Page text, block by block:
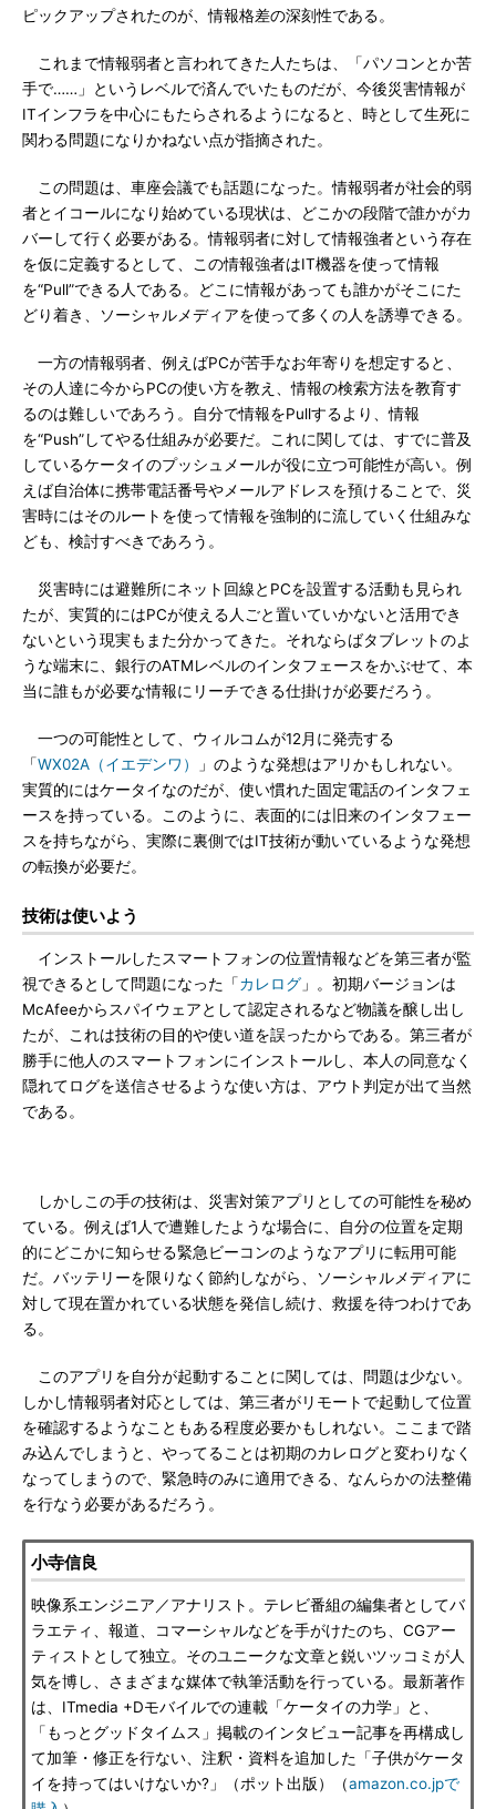
ピックアップされたのが、情報格差の深刻性である。
これまで情報弱者と言われてきた人たちは、「パソコンとか苦
手で……」というレベルで済んでいたものだが、今後災害情報が
ITインフラを中心にもたらされるようになると、時として生死に
関わる問題になりかねない点が指摘された。
この問題は、車座会議でも話題になった。情報弱者が社会的弱
者とイコールになり始めている現状は、どこかの段階で誰かがカ
バーして行く必要がある。情報弱者に対して情報強者という存在
を仮に定義するとして、この情報強者はIT機器を使って情報
を“Pull”できる人である。どこに情報があっても誰かがそこにた
どり着き、ソーシャルメディアを使って多くの人を誘導できる。
一方の情報弱者、例えばPCが苦手なお年寄りを想定すると、
その人達に今からPCの使い方を教え、情報の検索方法を教育す
るのは難しいであろう。自分で情報をPullするより、情報
を“Push”してやる仕組みが必要だ。これに関しては、すでに普及
しているケータイのプッシュメールが役に立つ可能性が高い。例
えば自治体に携帯電話番号やメールアドレスを預けることで、災
害時にはそのルートを使って情報を強制的に流していく仕組みな
ども、検討すべきであろう。
災害時には避難所にネット回線とPCを設置する活動も見られ
たが、実質的にはPCが使える人ごと置いていかないと活用でき
ないという現実もまた分かってきた。それならばタブレットのよ
うな端末に、銀行のATMレベルのインタフェースをかぶせて、本
当に誰もが必要な情報にリーチできる仕掛けが必要だろう。
一つの可能性として、ウィルコムが12月に発売する
「WX02A（イエデンワ）
」のような発想はアリかもしれない。
実質的にはケータイなのだが、使い慣れた固定電話のインタフェ
ースを持っている。このように、表面的には旧来のインタフェー
スを持ちながら、実際に裏側ではIT技術が動いているような発想
の転換が必要だ。
技術は使いよう
インストールしたスマートフォンの位置情報などを第三者が監
視できるとして問題になった「カレログ 」。初期バージョンは
McAfeeからスパイウェアとして認定されるなど物議を醸し出し
たが、これは技術の目的や使い道を誤ったからである。第三者が
勝手に他人のスマートフォンにインストールし、本人の同意なく
隠れてログを送信させるような使い方は、アウト判定が出て当然
である。
しかしこの手の技術は、災害対策アプリとしての可能性を秘め
ている。例えば1人で遭難したような場合に、自分の位置を定期
的にどこかに知らせる緊急ビーコンのようなアプリに転用可能
だ。バッテリーを限りなく節約しながら、ソーシャルメディアに
対して現在置かれている状態を発信し続け、救援を待つわけであ
る。
このアプリを自分が起動することに関しては、問題は少ない。
しかし情報弱者対応としては、第三者がリモートで起動して位置
を確認するようなこともある程度必要かもしれない。ここまで踏
み込んでしまうと、やってることは初期のカレログと変わりなく
なってしまうので、緊急時のみに適用できる、なんらかの法整備
を行なう必要があるだろう。
小寺信良
映像系エンジニア／アナリスト。テレビ番組の編集者としてバ
ラエティ、報道、コマーシャルなどを手がけたのち、CGアー
ティストとして独立。そのユニークな文章と鋭いツッコミが人
気を博し、さまざまな媒体で執筆活動を行っている。最新著作
は、ITmedia +Dモバイルでの連載「ケータイの力学」と、
「もっとグッドタイムス」掲載のインタビュー記事を再構成し
て加筆・修正を行ない、注釈・資料を追加した「子供がケータ
イを持ってはいけないか?」（ポット出版）（amazon.co.jpで